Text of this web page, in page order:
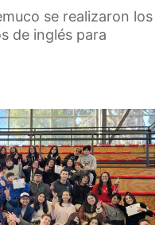
se realizaron los
de inglés para